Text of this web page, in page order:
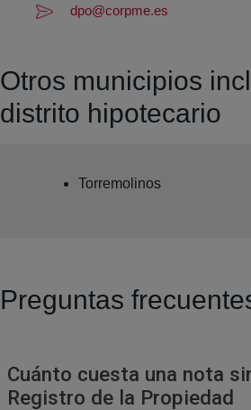
dpo@corpme.es
Otros municipios
distrito hipotecario
Torremolinos
Preguntas
Cuánto cuesta una nota
Registro de la Propiedad